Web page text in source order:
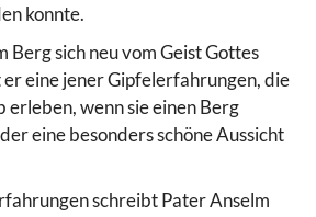
konnte.
Berg sich neu vom Geist Gottes
eine jener Gipfelerfahrungen, die
erleben, wenn sie einen Berg
eine besonders schöne Aussicht
schreibt Pater Anselm